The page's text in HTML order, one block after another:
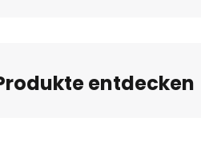
entdecken